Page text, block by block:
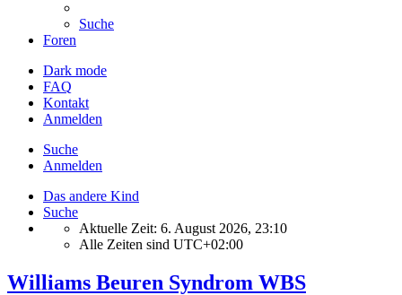
Suche
Foren
Dark mode
FAQ
Kontakt
Anmelden
Suche
Anmelden
Das andere Kind
Suche
Aktuelle Zeit: 6. August 2026, 23:10
Alle Zeiten sind UTC+02:00
Williams Beuren Syndrom WBS